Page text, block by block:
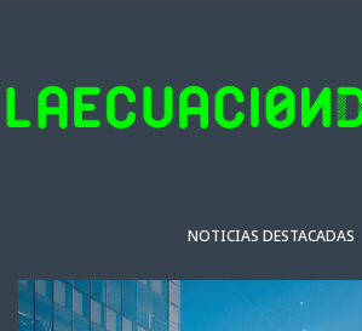
NOTICIAS DESTACADAS